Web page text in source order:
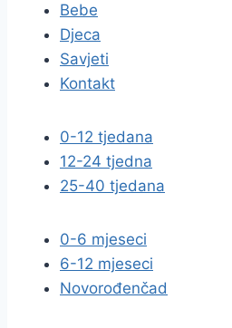
Bebe
Djeca
Savjeti
Kontakt
0-12 tjedana
12-24 tjedna
25-40 tjedana
0-6 mjeseci
6-12 mjeseci
Novorođenčad